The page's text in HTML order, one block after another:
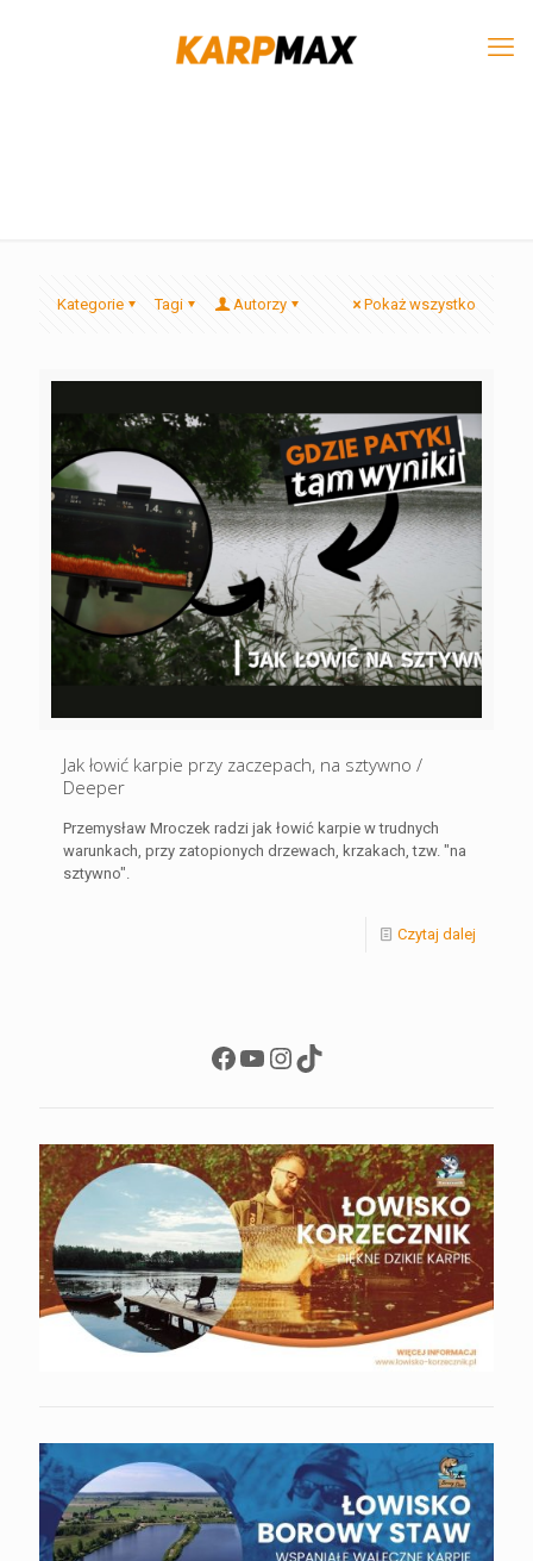
Kategorie Tagi Autorzy Pokaż wszystko
Jak łowić karpie przy zaczepach, na sztywno /
Deeper
Przemysław Mroczek radzi jak łowić karpie w trudnych
warunkach, przy zatopionych drzewach, krzakach, tzw. "na
sztywno".
Czytaj dalej
Facebook
YouTube
Instagram
TikTok